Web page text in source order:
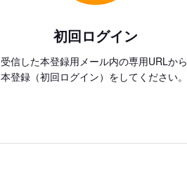
初回ログイン
受信した本登録用メール内の専用URLから
本登録（初回ログイン）をしてください。